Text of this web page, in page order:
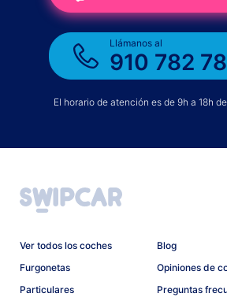
Llámanos al
910 782
El horario de atención es de 9h a 18h
Ver todos los coches
Furgonetas
Particulares
Blog
Opiniones de
Preguntas